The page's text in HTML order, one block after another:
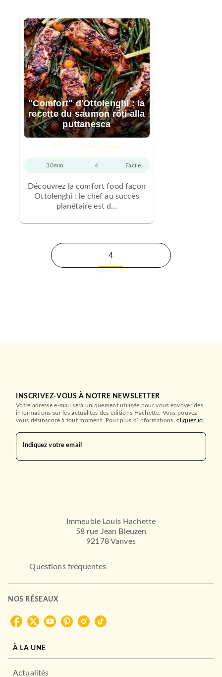
"Comfort" d'Ottolenghi : la
recette du saumon rôti alla
puttanesca
PLAT TOUTE L'ANNÉE
30min 4 Facile
Découvrez la comfort food façon
Ottolenghi : le chef au succès
planétaire est d…
4
INSCRIVEZ-VOUS À NOTRE NEWSLETTER
Votre adresse e-mail sera uniquement utilisée pour vous envoyer des
informations sur les actualités des éditions Hachette. Vous pouvez
vous désinscrire à tout moment. Pour plus d’informations,cliquez ici
Indiquez votre email
Immeuble Louis Hachette
58 rue Jean Bleuzen
92178 Vanves
Questions fréquentes
NOS RÉSEAUX
À LA UNE
Actualités